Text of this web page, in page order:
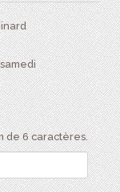
de 6 caractères.